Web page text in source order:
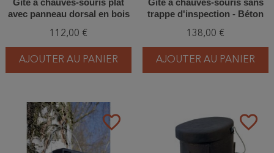
avec panneau dorsal en bois
(1FF - 139/9)
112,00 €
AJOUTER AU PANIER
trappe d'inspection - Béton
239/6)
138,00 €
AJOUTER AU PANIER
favorite_border favorite_border